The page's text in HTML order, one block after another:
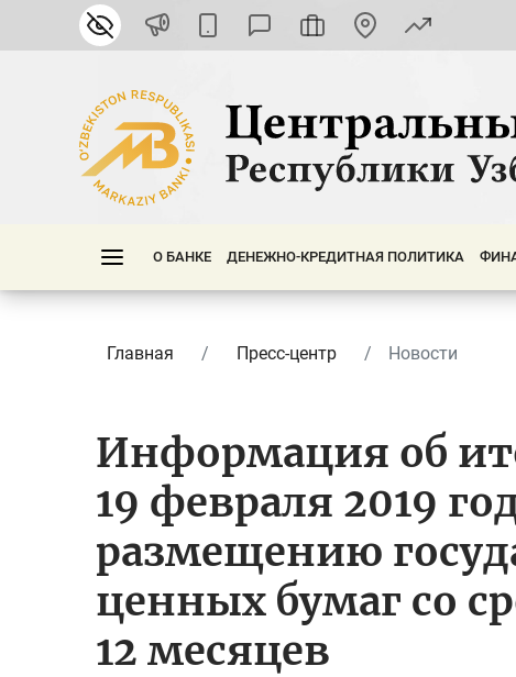
О БАНКЕ ДЕНЕЖНО-КРЕДИТНАЯ ПОЛИТИКА
Главная Пресс-центр Новости
Информация об
19 февраля 2019
размещению
ценных бумаг со
12 месяцев